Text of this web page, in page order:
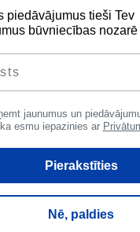
8a
materiāli
piedāvājumus tieši Tev
būvniecības nozarē
jaunumus un
esmu iepazinies ar
Pierakstīties
Nē, paldies